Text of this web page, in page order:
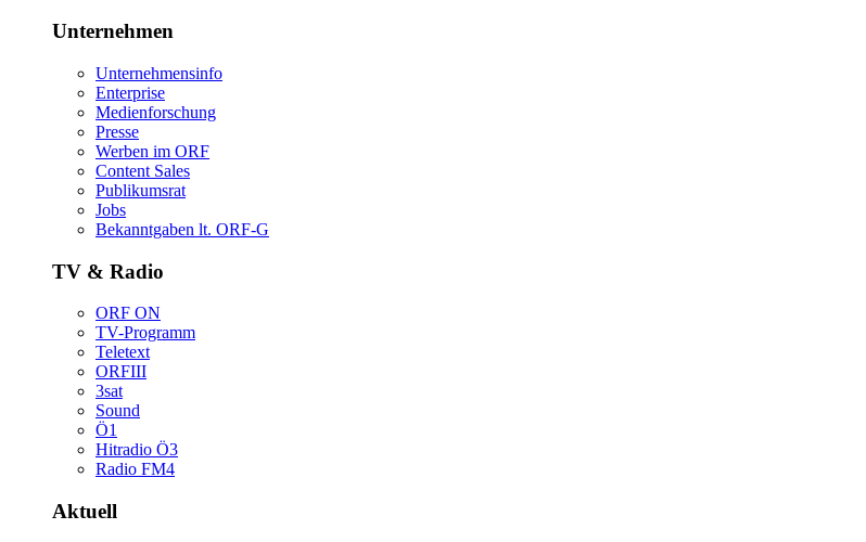
Unternehmen
Unternehmensinfo
Enterprise
Medienforschung
Presse
WerbenimORF
ContentSales
Publikumsrat
Jobs
Bekanntgabenlt.ORF-G
TV&Radio
ORFON
TV-Programm
Teletext
ORFIII
3sat
Sound
Ö1
HitradioÖ3
RadioFM4
Aktuell